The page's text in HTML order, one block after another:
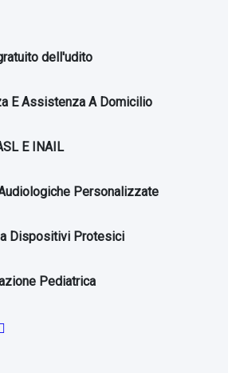
dell'udito
E Assistenza A Domicilio
E INAIL
Personalizzate
Dispositivi Protesici
Pediatrica